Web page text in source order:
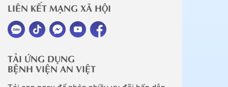
LIÊN KẾT MẠNG XÃ HỘI
TẢI ỨNG DỤNG
BỆNH VIỆN AN VIỆT